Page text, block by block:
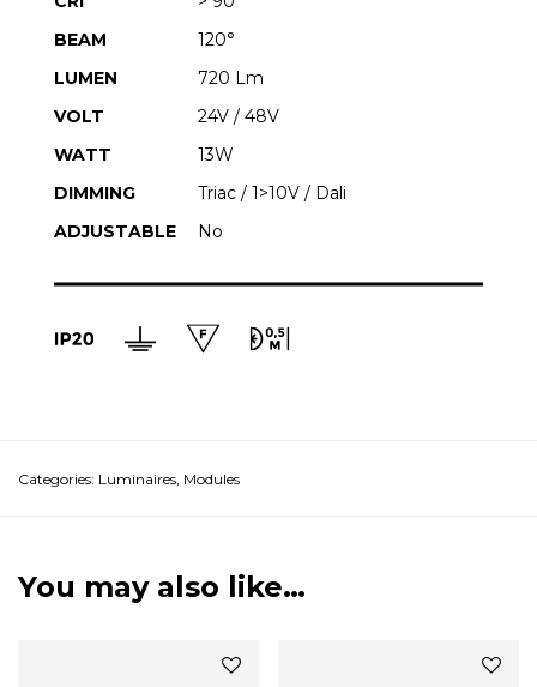
BEAM
120°
LUMEN
720 Lm
VOLT
24V / 48V
WATT
13W
DIMMING
Triac / 1>10V / Dali
ADJUSTABLE
No
Categories: Luminaires, Modules
You may also like…